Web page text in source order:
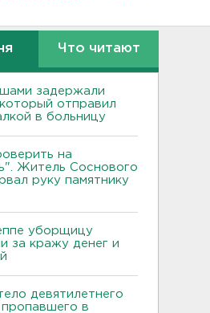
Что читают
задержали
отправил
в больницу
на
Житель Соснового
руку памятнику
уборщицу
за кражу денег и
девятилетнего
пропавшего в